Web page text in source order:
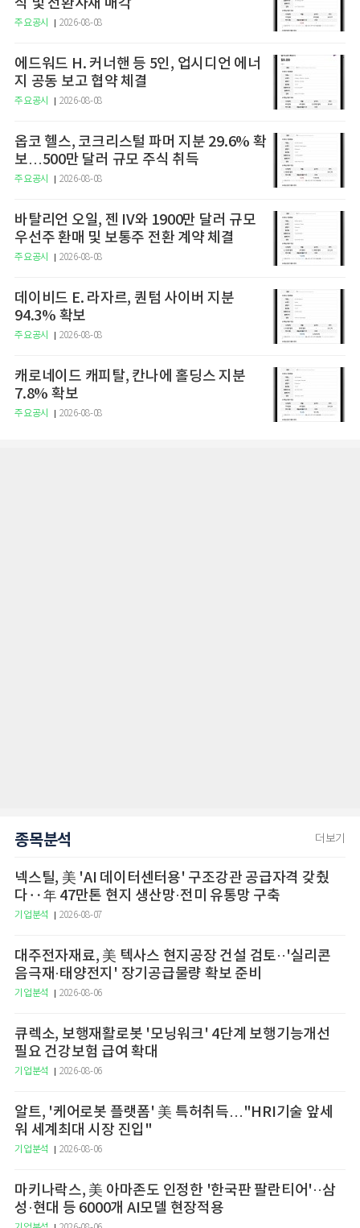
식 및 전환사채 매각
주요공시 2026-08-08
에드워드 H. 커너핸 등 5인, 업시디언 에너
지 공동 보고 협약 체결
주요공시 2026-08-08
옵코 헬스, 코크리스털 파머 지분 29.6% 확
보…500만 달러 규모 주식 취득
주요공시 2026-08-08
바탈리언 오일, 젠 IV와 1900만 달러 규모
우선주 환매 및 보통주 전환 계약 체결
주요공시 2026-08-08
데이비드 E. 라자르, 퀀텀 사이버 지분
94.3% 확보
주요공시 2026-08-08
캐로네이드 캐피탈, 칸나에 홀딩스 지분
7.8% 확보
주요공시 2026-08-08
종목분석 더보기
넥스틸, 美 'AI 데이터센터용' 구조강관 공급자격 갖췄
다‥年 47만톤 현지 생산망·전미 유통망 구축
기업분석 2026-08-07
대주전자재료, 美 텍사스 현지공장 건설 검토··'실리콘
음극재·태양전지' 장기공급물량 확보 준비
기업분석 2026-08-06
큐렉소, 보행재활로봇 '모닝워크' 4단계 보행기능개선
필요 건강보험 급여 확대
기업분석 2026-08-06
알트, '케어로봇 플랫폼' 美 특허취득…"HRI기술 앞세
워 세계최대 시장 진입"
기업분석 2026-08-06
마키나락스, 美 아마존도 인정한 '한국판 팔란티어'··삼
성·현대 등 6000개 AI모델 현장적용